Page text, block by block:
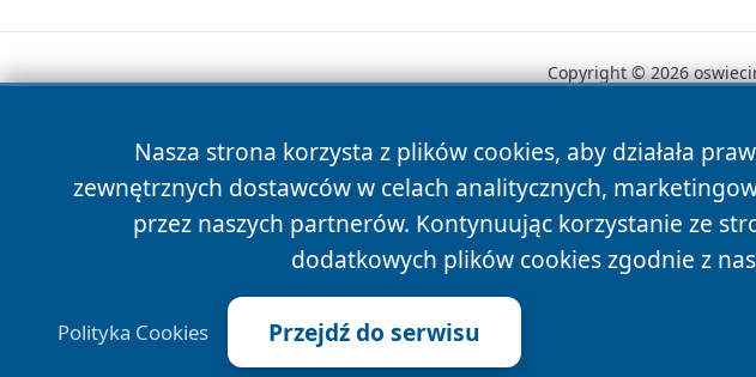
Nasza strona korzysta z plików cookies, aby działała
zewnętrznych dostawców w celach analitycznych,
przez naszych partnerów. Kontynuując korzystanie ze
dodatkowych plików cookies zgodnie z
Polityka Cookies Przejdź do serwisu
Copyright © 2026
News Autorzy